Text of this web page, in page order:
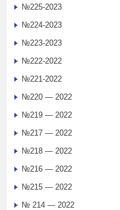
№225-2023
№224-2023
№223-2023
№222-2022
№221-2022
№220 — 2022
№219 — 2022
№217 — 2022
№218 — 2022
№216 — 2022
№215 — 2022
№ 214 — 2022